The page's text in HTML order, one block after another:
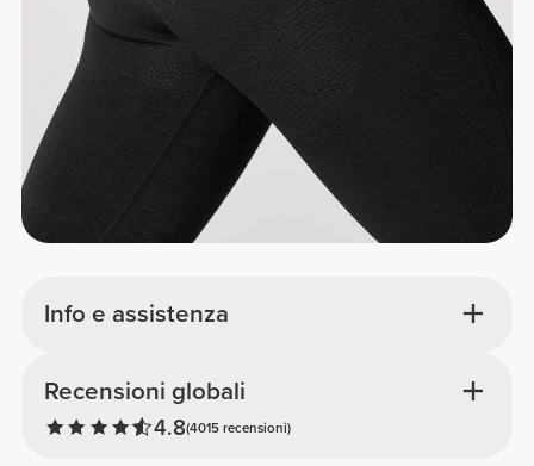
Info e assistenza
Recensioni globali
4.8(4015 recensioni)